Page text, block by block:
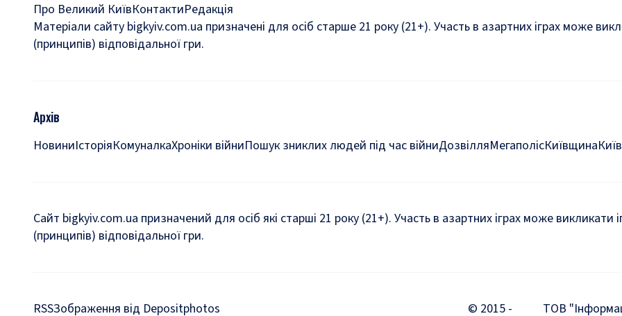
Про Великий КиївКонтактиРедакція
Матеріали сайту bigkyiv.com.ua призначені для осіб старше 21 року (21+). Участь в азартних іграх може
(принципів) відповідальної гри.
Архів
НовиниІсторіяКомуналкаХроніки війниПошук зниклих людей під час війниДозвілляМегаполісКиївщина
Сайт bigkyiv.com.ua призначений для осіб які старші 21 року (21+). Участь в азартних іграх може викликати
(принципів) відповідальної гри.
RSSЗображення від Depositphotos © 2015 - ТОВ